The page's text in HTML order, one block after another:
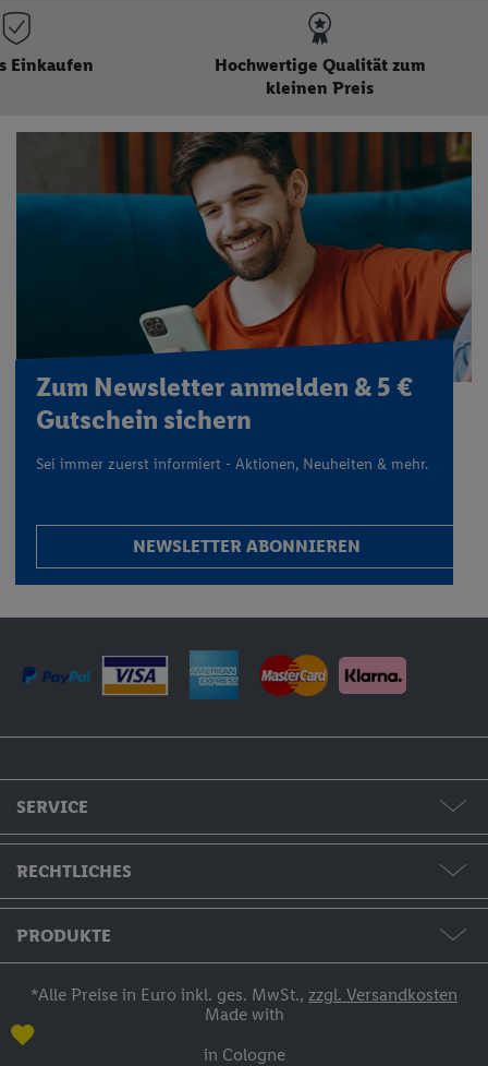
Einkaufen
Hochwertige Qualität zum
kleinen Preis
Zum Newsletter anmelden & 5 €
Gutschein sichern
Sei immer zuerst informiert - Aktionen, Neuheiten & mehr.
NEWSLETTER ABONNIEREN
SERVICE
Formate & Preise
Hilfe & Kontakt
Bestellstatus
Zahlung
RECHTLICHES
AGB / Widerruf / Impressum
PRODUKTE
Fotos & Grußkarten
Fotobücher
*Alle Preise in Euro inkl. ges. MwSt., zzgl. Versandkosten
Made with
in Cologne